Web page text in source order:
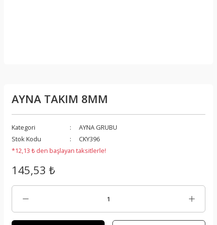
AYNA TAKIM 8MM
Kategori
AYNA GRUBU
Stok Kodu
CKY396
*12,13 ₺ den başlayan taksitlerle!
145,53 ₺